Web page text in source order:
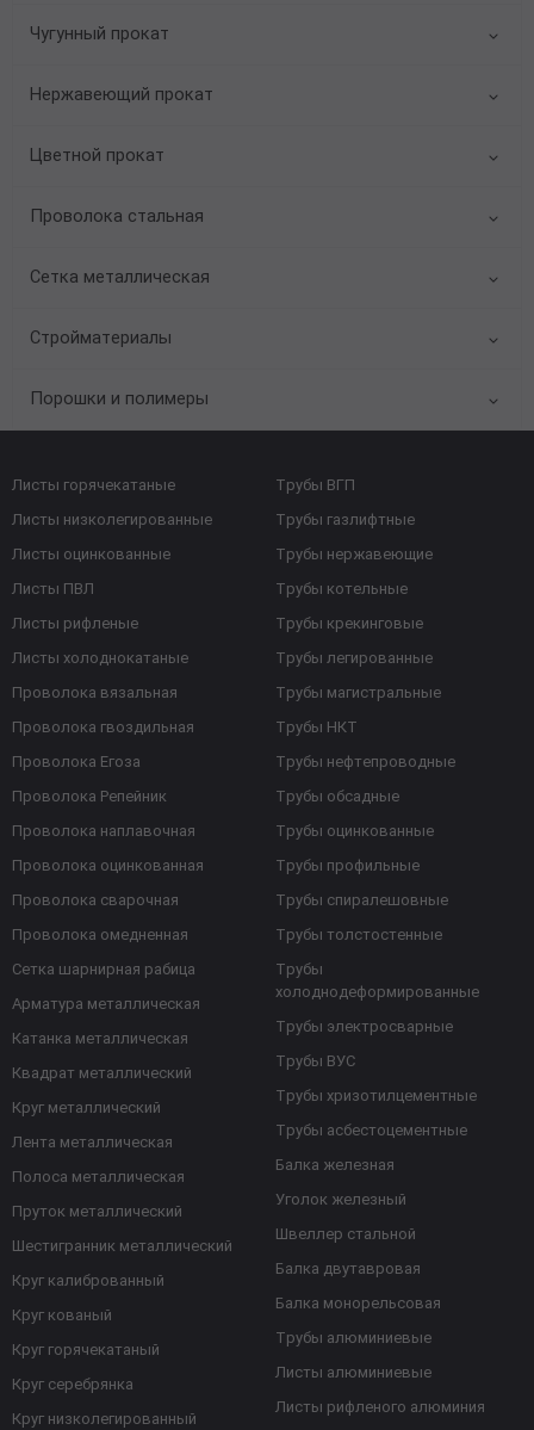
Чугунный прокат
Нержавеющий прокат
Цветной прокат
Проволока стальная
Сетка металлическая
Стройматериалы
Порошки и полимеры
Листы горячекатаные
Листы низколегированные
Листы оцинкованные
Листы ПВЛ
Листы рифленые
Листы холоднокатаные
Проволока вязальная
Проволока гвоздильная
Проволока Егоза
Проволока Репейник
Проволока наплавочная
Проволока оцинкованная
Проволока сварочная
Проволока омедненная
Сетка шарнирная рабица
Арматура металлическая
Катанка металлическая
Квадрат металлический
Круг металлический
Лента металлическая
Полоса металлическая
Пруток металлический
Шестигранник металлический
Круг калиброванный
Круг кованый
Круг горячекатаный
Круг серебрянка
Круг низколегированный
Трубы ВГП
Трубы газлифтные
Трубы нержавеющие
Трубы котельные
Трубы крекинговые
Трубы легированные
Трубы магистральные
Трубы НКТ
Трубы нефтепроводные
Трубы обсадные
Трубы оцинкованные
Трубы профильные
Трубы спиралешовные
Трубы толстостенные
Трубы
холоднодеформированные
Трубы электросварные
Трубы ВУС
Трубы хризотилцементные
Трубы асбестоцементные
Балка железная
Уголок железный
Швеллер стальной
Балка двутавровая
Балка монорельсовая
Трубы алюминиевые
Листы алюминиевые
Листы рифленого алюминия